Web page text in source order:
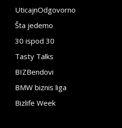
UticajnOdgovorno
Šta jedemo
30 ispod 30
Tasty Talks
BIZBendovi
BMW biznis liga
Bizlife Week